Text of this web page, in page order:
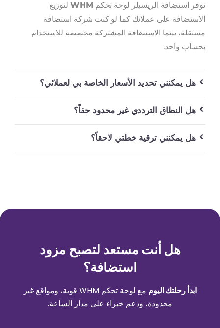
توفر استضافة الريسيلر لوحة تحكم WHM لتوزيع
الاستضافة على عملائك كما لو كنت شركة استضافة
مستقلة، بينما الاستضافة المشتركة مخصصة للاستخدام
بحساب واحد.
هل يمكنني تحديد الأسعار الخاصة بي لعملائي؟
هل النطاق الترددي غير محدود حقاً؟
هل يمكنني ترقية خطتي لاحقاً؟
هل أنت مستعد لتصبح مزود
استضافة؟
ابدأ رحلتك اليوم
مع لوحة تحكم WHM قوية، ومواقع غير
محدودة، ودعم خبراء على مدار الساعة.